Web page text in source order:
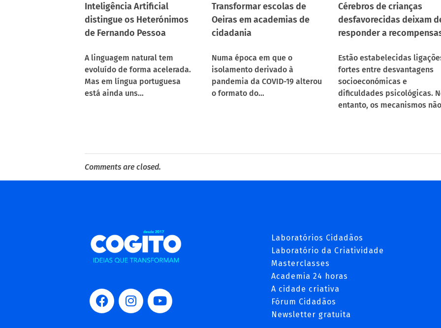
Inteligência Artificial
distingue os Heterónimos
de Fernando Pessoa
A linguagem natural tem
evoluído de forma acelerada.
Mas em língua portuguesa
está ainda uns…
Transformar escolas de
Oeiras em academias de
cidadania
Numa época em que o
isolamento derivado à
pandemia da COVID-19 alterou
o formato do…
Cérebros de crianças
desfavorecidas deixam
responder a
Estão estabelecidas
fortes entre desvantagens
socioeconómicas e
dificuldades psicológicas.
entanto, os mecanismos
Comments are closed.
Laboratórios Cidadãos
Laboratório da Criatividade
Masterclasses
Academia 24 horas
A cidade criativa
Fórum Cidadãos
Newsletter gratuita